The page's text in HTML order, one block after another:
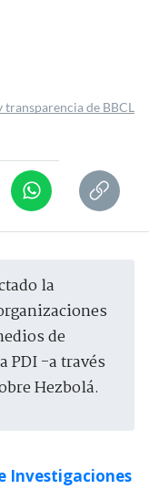
transparencia de BBCL
de
PDI -a través
Hezbolá.
Investigaciones